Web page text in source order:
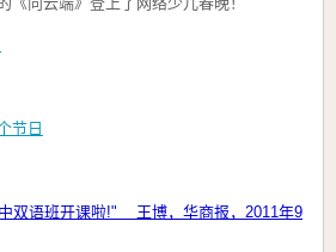
节日
语班开课啦!" 王博，华商报，2011年9